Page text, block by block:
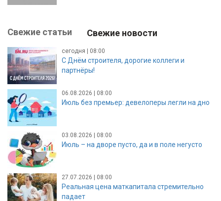
Свежие статьи Свежие новости
сегодня | 08:00
С Днём строителя, дорогие коллеги и
партнёры!
06.08.2026 | 08:00
Июль без премьер: девелоперы легли на дно
03.08.2026 | 08:00
Июль – на дворе пусто, да и в поле негусто
27.07.2026 | 08:00
Реальная цена маткапитала стремительно
падает